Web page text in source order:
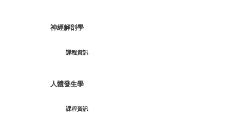
神經解剖學
課程資訊
人體發生學
課程資訊